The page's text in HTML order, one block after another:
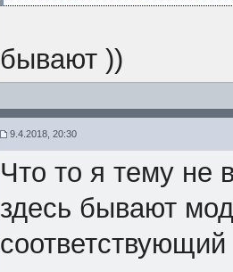
бывают ))
9.4.2018, 20:30
Что то я тему не
здесь бывают
соответствующий